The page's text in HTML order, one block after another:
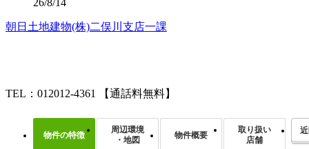
朝日土地建物(株)二俣川支店一課
TEL：012012-4361 【通話料無料】
物件の特徴
周辺環境
・地図
物件概要
取り扱い
店舗